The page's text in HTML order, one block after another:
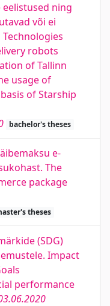
ning
või ei
robots
of Tallinn
usage of
of Starship
bachelor's theses
e-
The
package
theses
(SDG)
Impact
performance